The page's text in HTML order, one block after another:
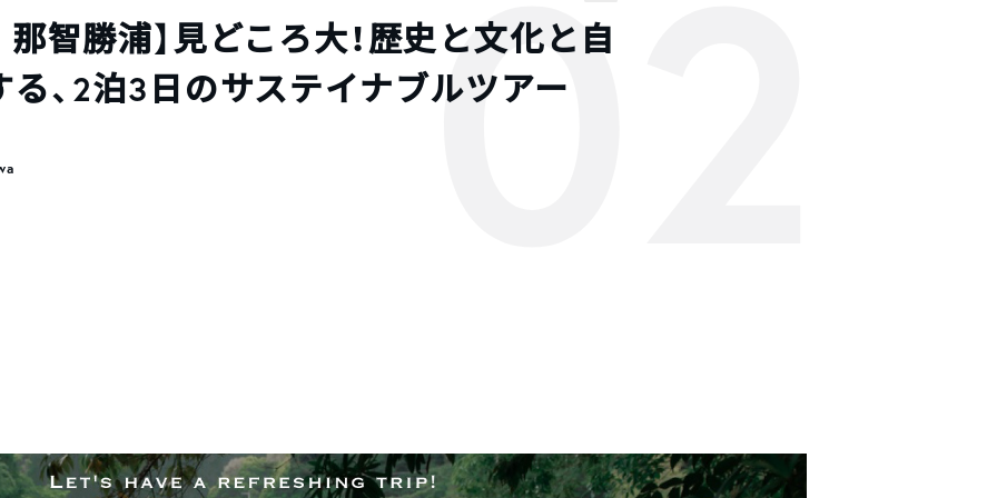
那智勝浦】見どころ大！歴史と文化と自
、2泊3日のサステイナブルツアー
02